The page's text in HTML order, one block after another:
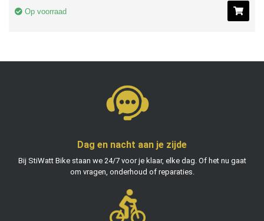
Op voorraad
Dag en nacht aan je zijde
Bij StiWatt Bike staan we 24/7 voor je klaar, elke dag. Of het nu gaat
om vragen, onderhoud of reparaties.